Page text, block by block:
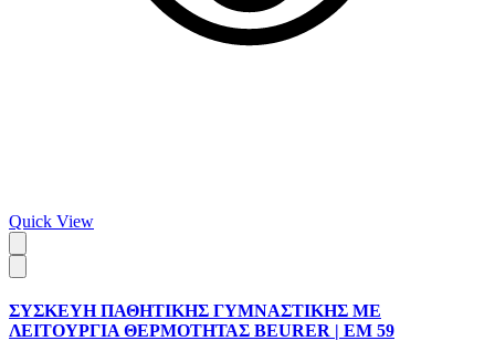
Quick View
ΣΥΣΚΕΥΗ ΠΑΘΗΤΙΚΗΣ ΓΥΜΝΑΣΤΙΚΗΣ ΜΕ
ΛΕΙΤΟΥΡΓΙΑ ΘΕΡΜΟΤΗΤΑΣ BEURER | EM 59